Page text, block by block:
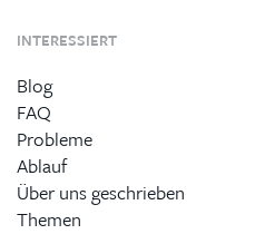
INTERESSIERT
Blog
FAQ
Probleme
Ablauf
Über uns geschrieben
Themen